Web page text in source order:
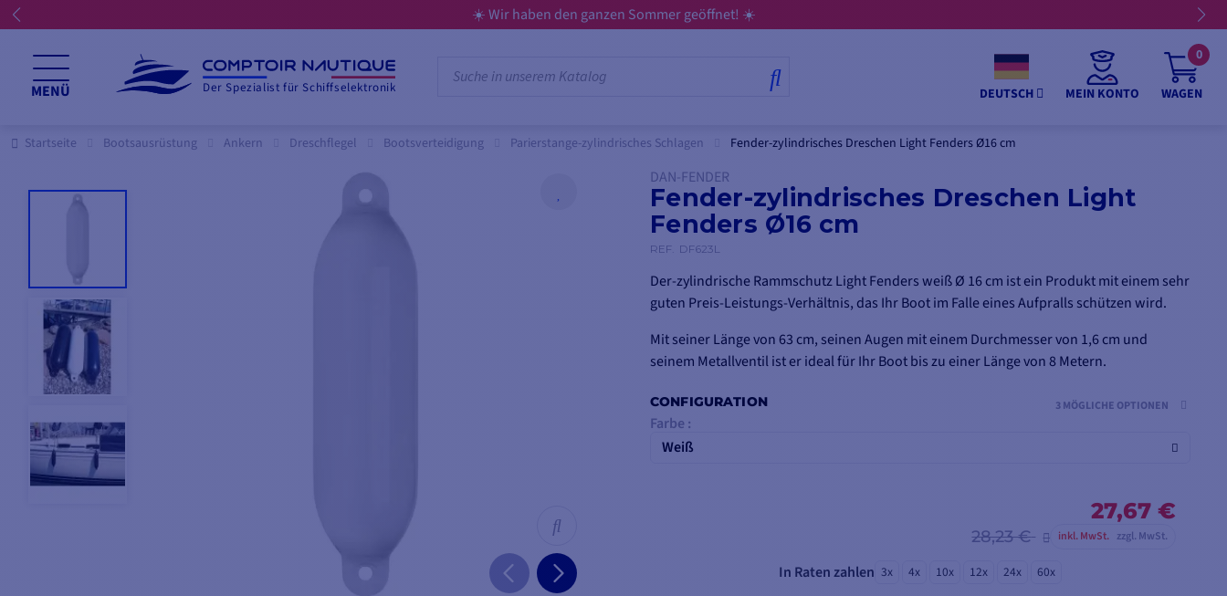
☀️ Wir haben den ganzen Sommer geöffnet! ☀️
MENÜ Der Spezialist für Schiffselektronik DEUTSCH MEIN KONTO WAGEN
0
Startseite Bootsausrüstung Ankern Dreschflegel Bootsverteidigung Parierstange-zylindrisches Schlagen Fender-zylindrisches Dreschen Light Fenders Ø16 cm
DAN-FENDER
Fender-zylindrisches Dreschen Light
Fenders Ø16 cm
REF. DF623L
Der-zylindrische Rammschutz Light Fenders weiß Ø 16 cm ist ein Produkt mit einem sehr
guten Preis-Leistungs-Verhältnis, das Ihr Boot im Falle eines Aufpralls schützen wird.
Mit seiner Länge von 63 cm, seinen Augen mit einem Durchmesser von 1,6 cm und
seinem Metallventil ist er ideal für Ihr Boot bis zu einer Länge von 8 Metern.
CONFIGURATION
Farbe :
Weiß
3 MÖGLICHE OPTIONEN
27,67 €
28,23 € inkl. MwSt. zzgl. MwSt.
In Raten zahlen 3x 4x 10x 12x 24x 60x